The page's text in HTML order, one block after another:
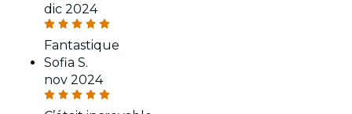
dic 2024
Fantastique
Sofia S.
nov 2024